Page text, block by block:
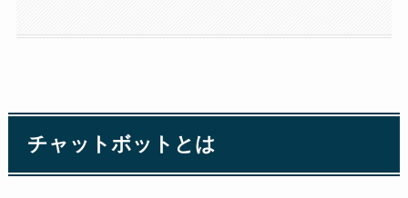
チャットボットとは